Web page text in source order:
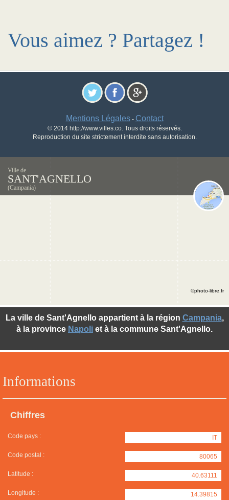
Vous aimez ? Partagez !
Mentions Légales- Contact
© 2014 http://www.villes.co. Tous droits réservés.
Reproduction du site strictement interdite sans autorisation.
Ville de
SANT'AGNELLO
(Campania)
Informations
Chiffres
Code pays : IT
Code postal : 80065
Latitude : 40.63111
Longitude : 14.39815
La ville de Sant'Agnello appartient à la région Campania,
à la province Napoli et à la commune Sant'Agnello.
©photo-libre.fr